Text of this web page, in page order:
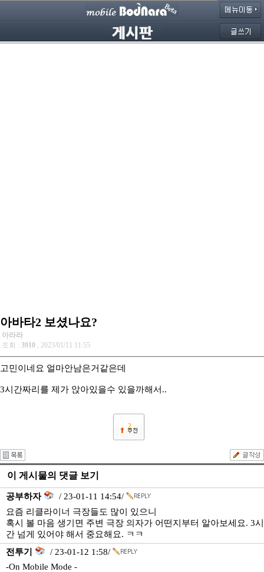
아바타2 보셨나요?
아라라
조회 : 3910 , 2023/01/11 11:55
고민이네요 얼마안남은거같은데
3시간짜리를 제가 앉아있을수 있을까해서..
2
이 게시물의 댓글 보기
공부하자
/ 23-01-11 14:54/
요즘 리클라이너 극장들도 많이 있으니
혹시 볼 마음 생기면 주변 극장 의자가 어떤지부터 알아보세요. 3시
간 넘게 있어야 해서 중요해요. ㅋㅋ
전투기
/ 23-01-12 1:58/
-On Mobile Mode -